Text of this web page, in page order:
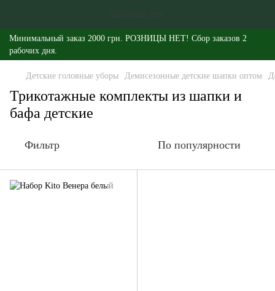
Минимальный заказ 2000 грн. РОЗНИЦЫ НЕТ! Сбор заказов 2
рабочих дня.
Детские головные уборы Демисезонные детские шапки оптом
Трикотажные комплекты из шапки и
бафа детские
Фильтр По популярности